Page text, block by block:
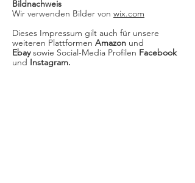
Bildnachweis
Wir verwenden Bilder von wix.com
Dieses Impressum gilt auch für unsere
weiteren Plattformen Amazon und
Ebaysowie Social-Media Profilen Facebook
und Instagram.